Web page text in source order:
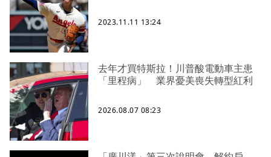
2023.11.11 13:24
去年才買特斯拉！川普酸電動車主患
「里程病」 業界憂美喪失轉型紅利
2026.08.07 08:23